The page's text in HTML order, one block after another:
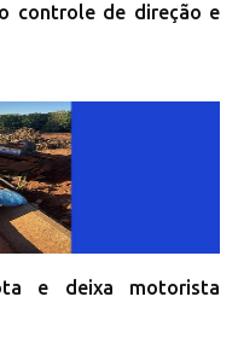
controle de direção e
e deixa motorista